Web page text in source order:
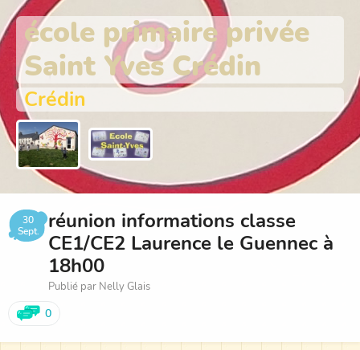
école primaire privée
Saint Yves Crédin
Crédin
30
Sept.
réunion informations classe
CE1/CE2 Laurence le Guennec à
18h00
Publié par Nelly Glais
0